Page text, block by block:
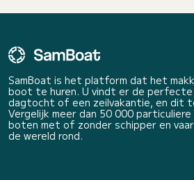
SamBoat is het platform dat het
boot te huren. U vindt er de
dagtocht of een zeilvakantie, en dit
Vergelijk meer dan 50 000
boten met of zonder schipper en
de wereld rond.